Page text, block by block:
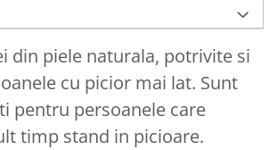
din piele naturala, potrivite si
cu picior mai lat. Sunt
pentru persoanele care
timp stand in picioare.